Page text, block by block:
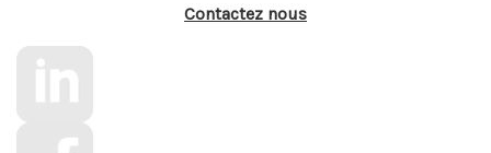
Contactez nous